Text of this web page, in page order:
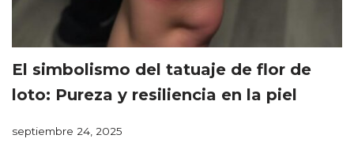
El simbolismo del tatuaje de flor de
loto: Pureza y resiliencia en la piel
septiembre 24, 2025